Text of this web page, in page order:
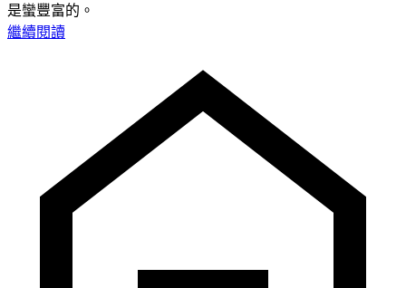
是蠻豐富的。
繼續閱讀